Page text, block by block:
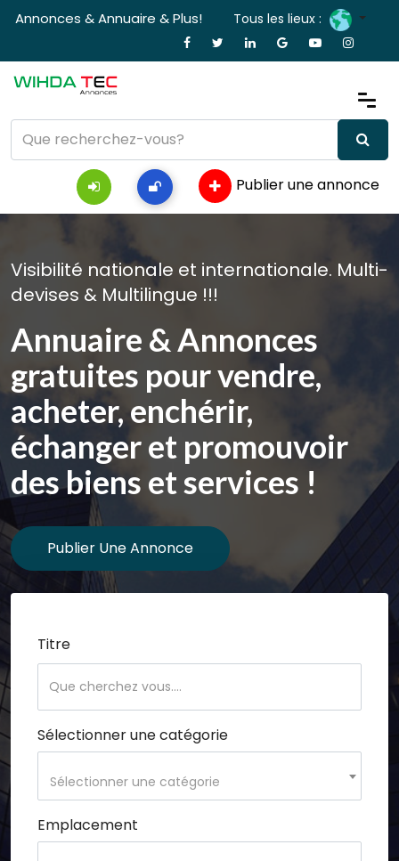
Annonces & Annuaire & Plus! Tous les lieux :
Publier une annonce
Visibilité nationale et internationale. Multi-
devises & Multilingue !!!
Annuaire & Annonces
gratuites pour vendre,
acheter, enchérir,
échanger et promouvoir
des biens et services !
Publier Une Annonce
Titre
Sélectionner une catégorie
Sélectionner une catégorie
Emplacement